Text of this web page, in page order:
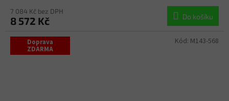
7 084 Kč bez DPH
8 572 Kč Do košíku
Doprava
ZDARMA
Kód: M143-568